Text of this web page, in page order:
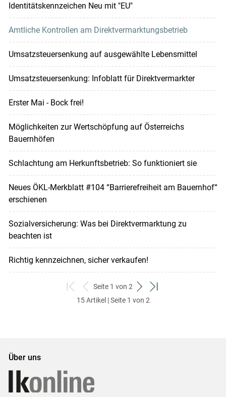
Identitätskennzeichen Neu mit "EU"
Amtliche Kontrollen am Direktvermarktungsbetrieb
Umsatzsteuersenkung auf ausgewählte Lebensmittel
Umsatzsteuersenkung: Infoblatt für Direktvermarkter
Erster Mai - Bock frei!
Möglichkeiten zur Wertschöpfung auf Österreichs
Bauernhöfen
Schlachtung am Herkunftsbetrieb: So funktioniert sie
Neues ÖKL-Merkblatt #104 “Barrierefreiheit am Bauernhof“
erschienen
Sozialversicherung: Was bei Direktvermarktung zu
beachten ist
Richtig kennzeichnen, sicher verkaufen!
zum
ersten
zurück
zum
Seite 1 von 2
weiter
zum
zum
15 Artikel | Seite 1 von 2
Über uns